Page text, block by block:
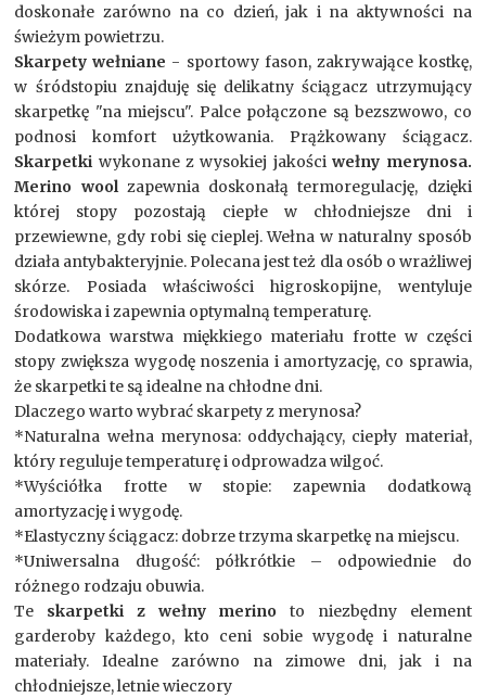
doskonałe zarówno na co dzień, jak i na aktywności na
świeżym powietrzu.
Skarpety wełniane - sportowy fason, zakrywające kostkę,
w śródstopiu znajduję się delikatny ściągacz utrzymujący
skarpetkę "na miejscu". Palce połączone są bezszwowo, co
podnosi komfort użytkowania. Prążkowany ściągacz.
Skarpetki wykonane z wysokiej jakościwełny merynosa.
Merino woolzapewnia doskonałą termoregulację, dzięki
której stopy pozostają ciepłe w chłodniejsze dni i
przewiewne, gdy robi się cieplej. Wełna w naturalny sposób
działa antybakteryjnie. Polecana jest też dla osób o wrażliwej
skórze. Posiada właściwości higroskopijne, wentyluje
środowiska i zapewnia optymalną temperaturę.
Dodatkowa warstwa miękkiego materiału frotte w części
stopy zwiększa wygodę noszenia i amortyzację, co sprawia,
że skarpetki te są idealne na chłodne dni.
Dlaczego warto wybrać skarpety z merynosa?
*Naturalna wełna merynosa: oddychający, ciepły materiał,
który reguluje temperaturę i odprowadza wilgoć.
*Wyściółka frotte w stopie: zapewnia dodatkową
amortyzację i wygodę.
*Elastyczny ściągacz: dobrze trzyma skarpetkę na miejscu.
*Uniwersalna długość: półkrótkie – odpowiednie do
różnego rodzaju obuwia.
Te skarpetki z wełny merino to niezbędny element
garderoby każdego, kto ceni sobie wygodę i naturalne
materiały. Idealne zarówno na zimowe dni, jak i na
chłodniejsze, letnie wieczory